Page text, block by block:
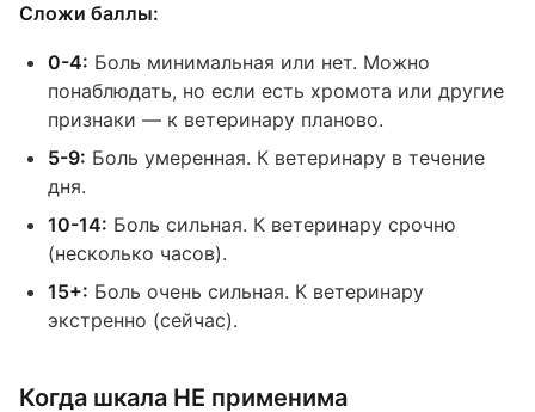
Сложи баллы:
0-4: Боль минимальная или нет. Можно
понаблюдать, но если есть хромота или другие
признаки — к ветеринару планово.
5-9: Боль умеренная. К ветеринару в течение
дня.
10-14: Боль сильная. К ветеринару срочно
(несколько часов).
15+: Боль очень сильная. К ветеринару
экстренно (сейчас).
Когда шкала НЕ применима